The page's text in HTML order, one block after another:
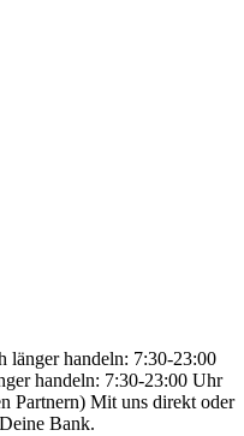
länger handeln: 7:30-23:00
handeln: 7:30-23:00 Uhr
Partnern) Mit uns direkt oder
Bank.